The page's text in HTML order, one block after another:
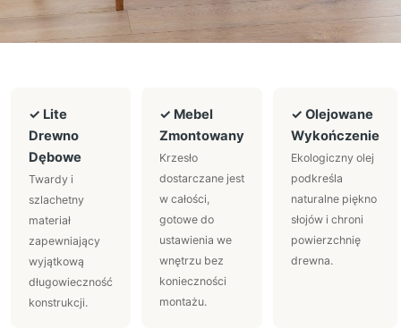
✓ Lite
Drewno
Dębowe
Twardy i
szlachetny
materiał
zapewniający
wyjątkową
długowieczność
konstrukcji.
✓ Mebel
Zmontowany
Krzesło
dostarczane jest
w całości,
gotowe do
ustawienia we
wnętrzu bez
konieczności
montażu.
✓ Olejowane
Wykończenie
Ekologiczny olej
podkreśla
naturalne piękno
słojów i chroni
powierzchnię
drewna.